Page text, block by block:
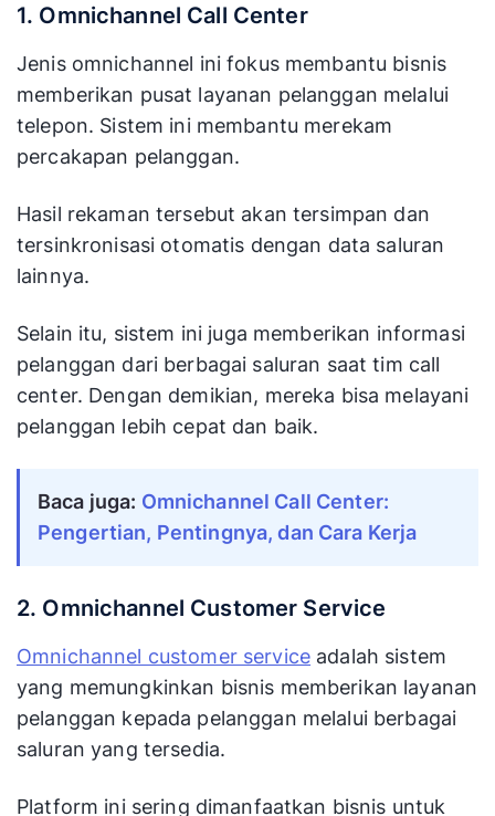
1. Omnichannel Call Center
Jenis omnichannel ini fokus membantu bisnis
memberikan pusat layanan pelanggan melalui
telepon. Sistem ini membantu merekam
percakapan pelanggan.
Hasil rekaman tersebut akan tersimpan dan
tersinkronisasi otomatis dengan data saluran
lainnya.
Selain itu, sistem ini juga memberikan informasi
pelanggan dari berbagai saluran saat tim call
center. Dengan demikian, mereka bisa melayani
pelanggan lebih cepat dan baik.
Baca juga: Omnichannel Call Center:
Pengertian, Pentingnya, dan Cara Kerja
2. Omnichannel Customer Service
Omnichannel customer service adalah sistem
yang memungkinkan bisnis memberikan layanan
pelanggan kepada pelanggan melalui berbagai
saluran yang tersedia.
Platform ini sering dimanfaatkan bisnis untuk